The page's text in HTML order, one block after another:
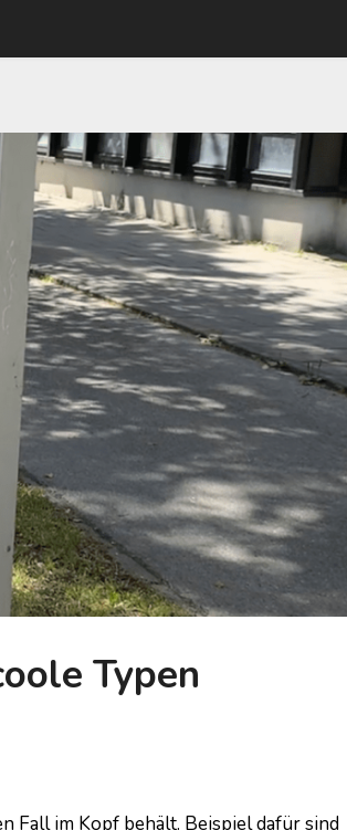
Typen
Fall im Kopf behält. Beispiel dafür sind